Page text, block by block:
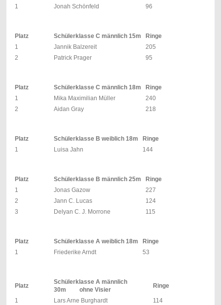
1
Jonah Schönfeld 96
Platz Schülerklasse C männlich 15m
Ringe
1
Jannik Balzereit
205
2
Patrick Prager 95
Platz Schülerklasse C männlich 18m
Ringe
1
Mika Maximilian Müller
240
2
Aidan Gray 218
Platz Schülerklasse B weiblich 18m
Ringe
1
Luisa Jahn 144
Platz Schülerklasse B männlich 25m
Ringe
1
Jonas Gazow
227
2
Jann C. Lucas
124
3
Delyan C. J. Morrone 115
Platz Schülerklasse A weiblich 18m
Ringe
1
Friederike Arndt 53
Platz
Schülerklasse A männlich
30m ohne Visier
Ringe
1 Lars Arne Burghardt
114